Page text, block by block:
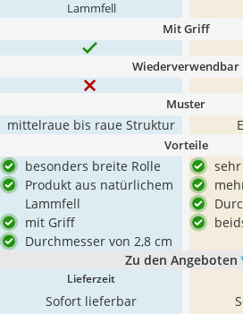
Lammfell
Mit Griff
Wiederverwendbar
Muster
mittelraue bis raue Struktur
Vorteile
besonders breite Rolle
Produkt aus natürlichem
Lammfell
mit Griff
Durchmesser von 2,8 cm
Zu den Angeboten
Lieferzeit
Sofort lieferbar